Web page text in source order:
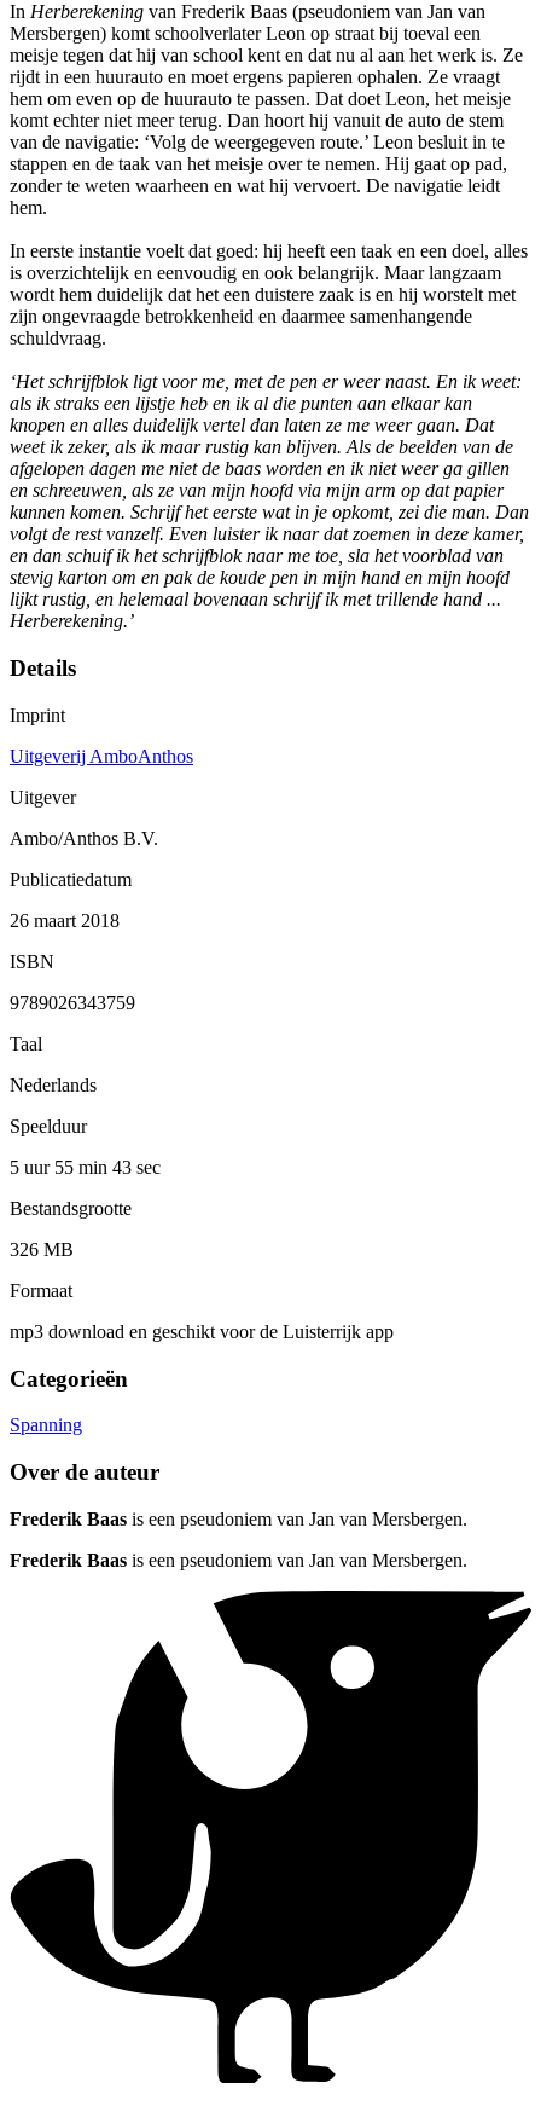
In Herberekening van Frederik Baas (pseudoniem van Jan van
Mersbergen) komt schoolverlater Leon op straat bij toeval een
meisje tegen dat hij van school kent en dat nu al aan het werk is. Ze
rijdt in een huurauto en moet ergens papieren ophalen. Ze vraagt
hem om even op de huurauto te passen. Dat doet Leon, het meisje
komt echter niet meer terug. Dan hoort hij vanuit de auto de stem
van de navigatie: ‘Volg de weergegeven route.’ Leon besluit in te
stappen en de taak van het meisje over te nemen. Hij gaat op pad,
zonder te weten waarheen en wat hij vervoert. De navigatie leidt
hem.
In eerste instantie voelt dat goed: hij heeft een taak en een doel, alles
is overzichtelijk en eenvoudig en ook belangrijk. Maar langzaam
wordt hem duidelijk dat het een duistere zaak is en hij worstelt met
zijn ongevraagde betrokkenheid en daarmee samenhangende
schuldvraag.
‘Het schrijfblok ligt voor me, met de pen er weer naast. En ik weet:
als ik straks een lijstje heb en ik al die punten aan elkaar kan
knopen en alles duidelijk vertel dan laten ze me weer gaan. Dat
weet ik zeker, als ik maar rustig kan blijven. Als de beelden van de
afgelopen dagen me niet de baas worden en ik niet weer ga gillen
en schreeuwen, als ze van mijn hoofd via mijn arm op dat papier
kunnen komen. Schrijf het eerste wat in je opkomt, zei die man. Dan
volgt de rest vanzelf. Even luister ik naar dat zoemen in deze kamer,
en dan schuif ik het schrijfblok naar me toe, sla het voorblad van
stevig karton om en pak de koude pen in mijn hand en mijn hoofd
lijkt rustig, en helemaal bovenaan schrijf ik met trillende hand ...
Herberekening.’
Details
Imprint
Uitgeverij AmboAnthos
Uitgever
Ambo/Anthos B.V.
Publicatiedatum
26 maart 2018
ISBN
9789026343759
Taal
Nederlands
Speelduur
5 uur 55 min 43 sec
Bestandsgrootte
326 MB
Formaat
mp3 download en geschikt voor de Luisterrijk app
Categorieën
Spanning
Over de auteur
Frederik Baas is een pseudoniem van Jan van Mersbergen.
Frederik Baas is een pseudoniem van Jan van Mersbergen.